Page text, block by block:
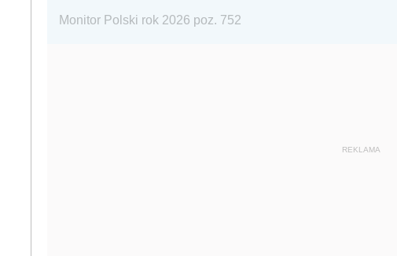
Monitor Polski rok 2026 poz. 752
REKLAMA